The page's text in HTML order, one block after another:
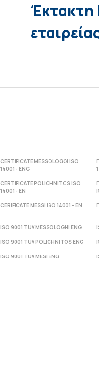
Έκτακτη
CERTIFICATE MESSOLOGGI ISO
14001 - ENG
CERTIFICATE POLICHNITOS ISO
14001 - ΕΝ
CERIFICATE MESSI ISO 14001 - ΕΝ
ISO 9001 TUV MESSOLOGHI ENG
ISO 9001 TUV POLICHNITOS ENG
ISO 9001 TUV MESI ENG